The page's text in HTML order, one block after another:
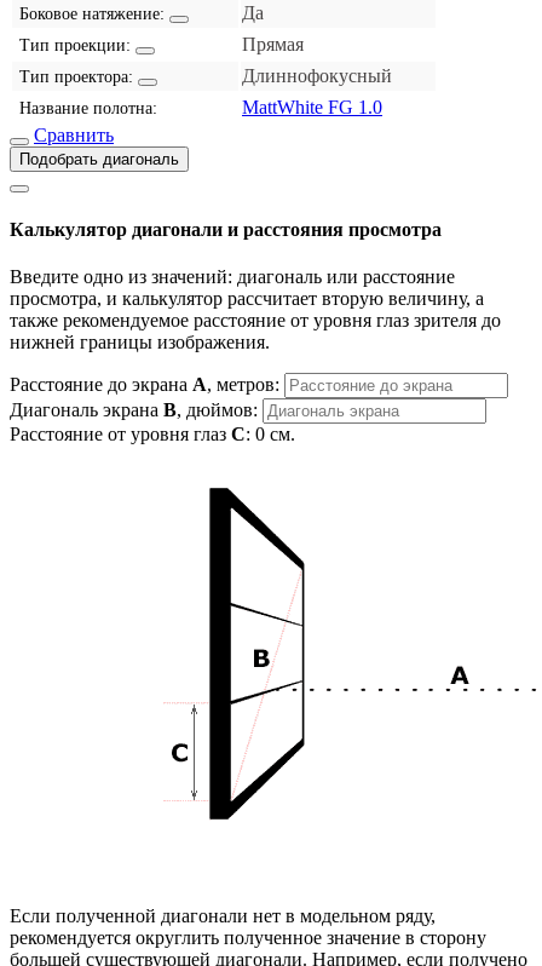
Боковое натяжение: Да
Тип проекции: Прямая
Тип проектора: Длиннофокусный
Название полотна:
MattWhite FG 1.0
Сравнить
Подобрать диагональ
Калькулятор диагонали и расстояния просмотра
Введите одно из значений: диагональ или расстояние
просмотра, и калькулятор рассчитает вторую величину, а
также рекомендуемое расстояние от уровня глаз зрителя до
нижней границы изображения.
Расстояние до экрана A, метров:
Диагональ экрана B, дюймов:
Расстояние от уровня глаз C: 0 см.
Если полученной диагонали нет в модельном ряду,
рекомендуется округлить полученное значение в сторону
большей существующей диагонали. Например, если получено